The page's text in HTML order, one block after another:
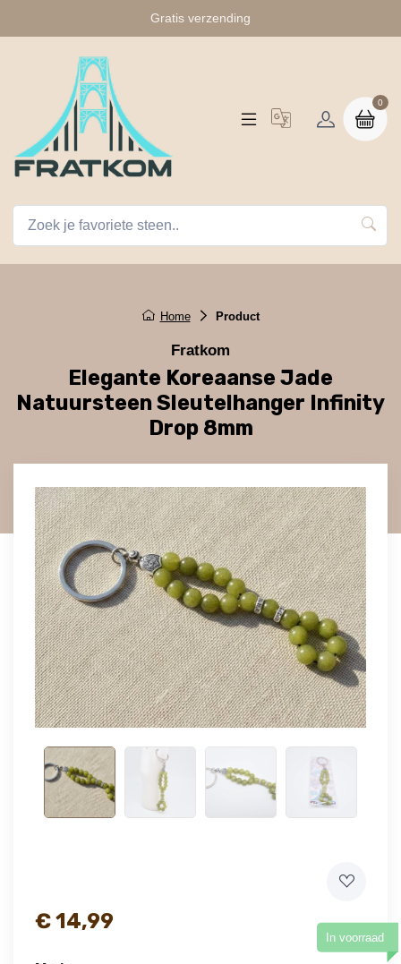
Gratis verzending
0
Home Product
Fratkom
Elegante Koreaanse Jade
Natuursteen Sleutelhanger Infinity
Drop 8mm
€14,99
In voorraad